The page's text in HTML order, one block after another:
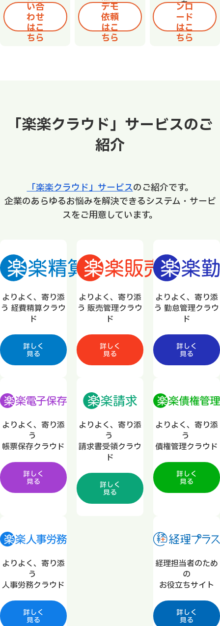
い合
わせ
はこ
ちら
デモ
依頼
はこ
ちら
を
無料でダウンロ
ードできます。
ンロ
ード
はこ
ちら
「楽楽クラウド」サービスのご
紹介
「楽楽クラウド」サービスのご紹介です。
企業のあらゆるお悩みを解決できるシステム・サービ
スをご用意しています。
よりよく、寄り添
う 経費精算クラウ
ド
詳しく
見る
よりよく、寄り添
う 販売管理クラウ
ド
詳しく
見る
よりよく、寄り添
う 勤怠管理クラウ
ド
詳しく
見る
よりよく、寄り添
う
帳票保存クラウド
詳しく
見る
よりよく、寄り添
う
請求書受領クラウ
ド
詳しく
見る
よりよく、寄り添
う
債権管理クラウド
詳しく
見る
よりよく、寄り添
う
人事労務クラウド
詳しく
見る
経理担当者のため
の
お役立ちサイト
詳しく
見る